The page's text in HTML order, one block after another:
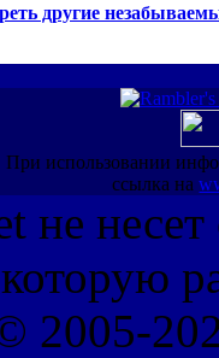
другие
При использовании
ссылка на
не несет
2005-